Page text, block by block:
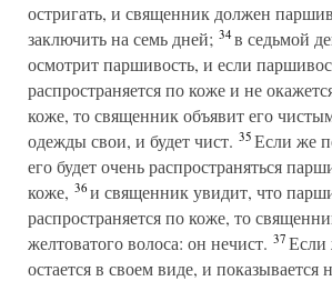
остригать, и священник должен
заключить на семь дней; 34в седьмой
осмотрит паршивость, и если
распространяется по коже и не
коже, то священник объявит его
одежды свои, и будет чист. 35Если же
его будет очень распространяться
коже, 36и священник увидит, что
распространяется по коже, то
желтоватого волоса: он нечист. 37Если
остается в своем виде, и показывается